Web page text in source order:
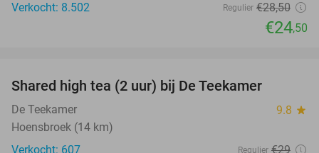
Verkocht: 8.502
Regulier €28,50
€24,50
Shared high tea (2 uur) bij De Teekamer
De Teekamer 9.8 star
Hoensbroek (14 km)
Verkocht: 607
Regulier €29